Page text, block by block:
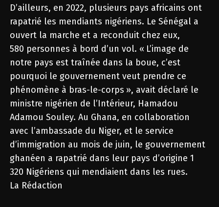
D’ailleurs, en 2022, plusieurs pays africains ont
rapatrié les mendiants nigériens. Le Sénégal a
ouvert la marche et a reconduit chez eux,
580 personnes à bord d’un vol. « L’image de
notre pays est traînée dans la boue, c’est
pourquoi le gouvernement veut prendre ce
phénomène à bras-le-corps », avait déclaré le
ministre nigérien de l’Intérieur, Hamadou
Adamou Souley. Au Ghana, en collaboration
avec l’ambassade du Niger, et le service
d’immigration au mois de juin, le gouvernement
ghanéen a rapatrié dans leur pays d’origine 1
320 Nigériens qui mendiaient dans les rues.
La Rédaction